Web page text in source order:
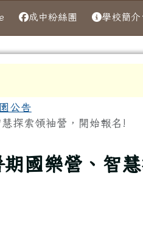
成中粉絲團 學校簡介
公告
探索領袖營，開始報名!
國樂營、智